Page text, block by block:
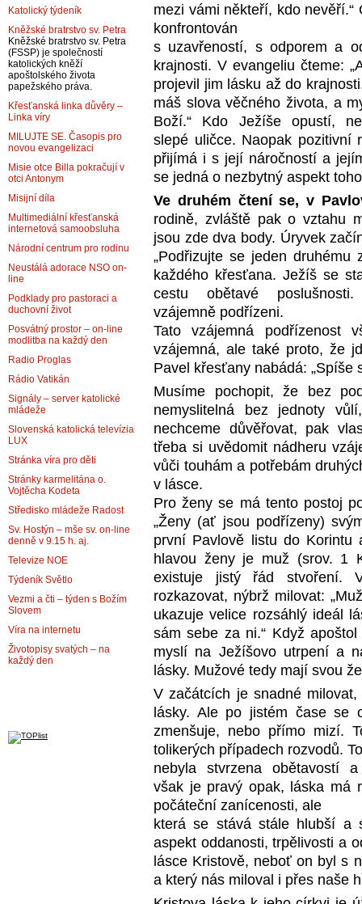
mezi vámi někteří, kdo
konfrontován
s uzavřeností, s odporem a
krajnosti. V evangeliu čteme:
projevil jim lásku až do
máš slova věčného života, a
Boží.“ Kdo Ježíše opustí,
slepé uličce. Naopak pozitivní
přijímá i s její náročností a
se jedná o nezbytný aspekt
Ve druhém čtení se, v
rodině, zvláště pak o vztahu
jsou zde dva body. Úryvek
„Podřizujte se jeden
každého křesťana. Ježíš se
cestu obětavé
vzájemně podřízeni.
Tato vzájemná podřízenost
vzájemná, ale také proto, že
Pavel křesťany nabádá: „Spíše
Musíme pochopit, že bez
nemyslitelná bez jednoty
nechceme důvěřovat, pak
třeba si uvědomit nádheru
vůči touhám a potřebám
v lásce.
Pro ženy se má tento postoj
„Ženy (ať jsou podřízeny)
první Pavlově listu do
hlavou ženy je muž (srov. 1
existuje jistý řád stvoření.
rozkazovat, nýbrž milovat:
ukazuje velice rozsáhlý ideál
sám sebe za ni.“ Když
myslí na Ježíšovo utrpení a
lásky. Mužové tedy mají svou
V začátcích je snadné
lásky. Ale po jistém čase se
zmenšuje, nebo přímo mizí.
tolikerých případech rozvodů.
nebyla stvrzena obětavostí
však je pravý opak, láska má
počáteční zanícenosti, ale
která se stává stále hlubší a
aspekt oddanosti, trpělivosti a
lásce Kristově, neboť on byl s
a který nás miloval i přes naše
Katolický týdeník
Kněžské bratrstvo sv. Petra
Kněžské bratrstvo sv. Petra
(FSSP) je společností
katolických kněží
apoštolského života
papežského práva.
Křesťanská linka důvěry –
Linka víry
MILUJTE SE. Časopis pro
novou evangelizaci
Misie otce Billa pokračují v
otci Antonym
Misijní díla
Multimediální křesťanská
internetová samoobsluha
Národní centrum pro rodinu
Neustálá adorace NSO on-
line
Podklady pro pastoraci a
duchovní život
Posvátný prostor – on-line
modlitba na každý den
Radio Proglas
Rádio Vatikán
Signály – server katolické
mládeže
Slovenská katolická televízia
LUX
Stránka víra pro děti
Stránky karmelitána o.
Vojtěcha Kodeta
Středisko mládeže Radost
Sv. Hostýn – mše sv. on-line
denně v 9.15 h. aj.
Televize NOE
Týdeník Světlo
Vezmi a čti – týden s Božím
Slovem
Víra na internetu
Životopisy svatých – na
každý den